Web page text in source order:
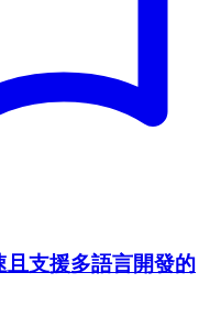
且支援多語言開發的